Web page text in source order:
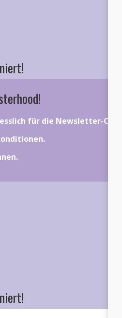
für die Newsletter-